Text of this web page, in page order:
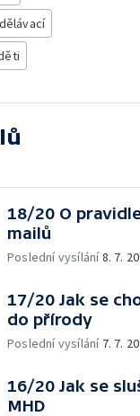
18/20 O
mailů
Poslední vysílání8. 7.
17/20 Jak se
do přírody
Poslední vysílání 7. 7.
16/20 Jak se
MHD